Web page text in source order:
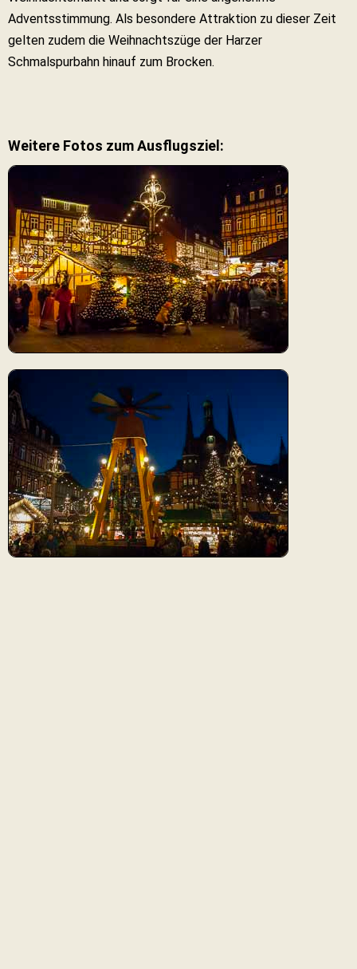
Adventsstimmung. Als besondere Attraktion zu dieser Zeit
gelten zudem die Weihnachtszüge der Harzer
Schmalspurbahn hinauf zum Brocken.
Weitere Fotos zum Ausflugsziel: